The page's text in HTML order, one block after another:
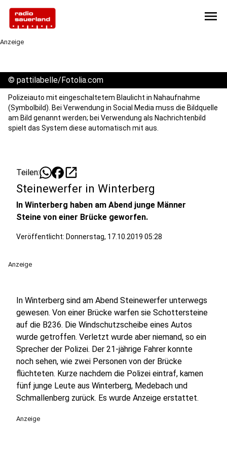
menu
Anzeige
© pattilabelle/Fotolia.com
Polizeiauto mit eingeschaltetem Blaulicht in Nahaufnahme
(Symbolbild). Bei Verwendung in Social Media muss die Bildquelle
am Bild genannt werden; bei Verwendung als Nachrichtenbild
spielt das System diese automatisch mit aus.
Teilen: open_in_new
Steinewerfer in Winterberg
In Winterberg haben am Abend junge Männer
Steine von einer Brücke geworfen.
Veröffentlicht: Donnerstag, 17.10.2019 05:28
Anzeige
In Winterberg sind am Abend Steinewerfer unterwegs
gewesen. Von einer Brücke warfen sie Schottersteine
auf die B236. Die Windschutzscheibe eines Autos
wurde getroffen. Verletzt wurde aber niemand, so ein
Sprecher der Polizei. Der 21-jährige Fahrer konnte
noch sehen, wie zwei Personen von der Brücke
flüchteten. Kurze nachdem die Polizei eintraf, kamen
fünf junge Leute aus Winterberg, Medebach und
Schmallenberg zurück. Es wurde Anzeige erstattet.
Anzeige